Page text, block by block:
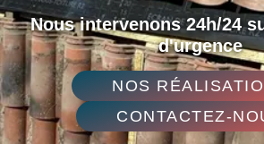
Nous intervenons 24h/24
d'urgence
NOS
CONTACTEZ-